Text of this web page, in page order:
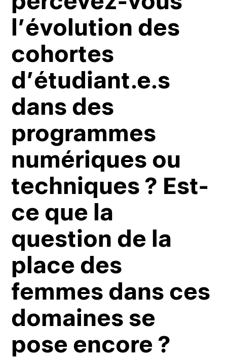
l’évolution des
cohortes
d’étudiant.e.s
dans des
programmes
numériques ou
techniques ? Est-
ce que la
question de la
place des
femmes dans ces
domaines se
pose encore ?